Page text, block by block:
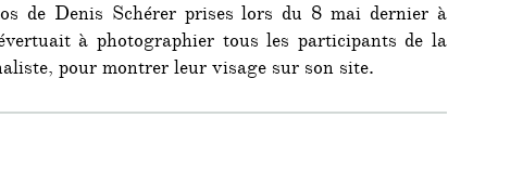
de Denis Schérer prises lors du 8 mai dernier à
à photographier tous les participants de la
pour montrer leur visage sur son site.
« Denis Schérer, le délateur antifa de « Réflexes » démasqué »